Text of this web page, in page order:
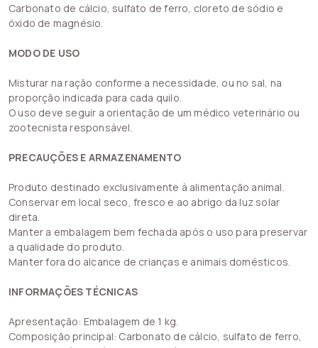
Carbonato de cálcio, sulfato de ferro, cloreto de sódio e
óxido de magnésio.
MODO DE USO
Misturar na ração conforme a necessidade, ou no sal, na
proporção indicada para cada quilo.
O uso deve seguir a orientação de um médico veterinário ou
zootecnista responsável.
PRECAUÇÕES E ARMAZENAMENTO
Produto destinado exclusivamente à alimentação animal.
Conservar em local seco, fresco e ao abrigo da luz solar
direta.
Manter a embalagem bem fechada após o uso para preservar
a qualidade do produto.
Manter fora do alcance de crianças e animais domésticos.
INFORMAÇÕES TÉCNICAS
Apresentação: Embalagem de 1 kg.
Composição principal: Carbonato de cálcio, sulfato de ferro,